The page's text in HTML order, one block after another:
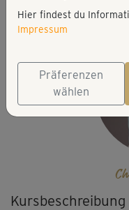
Kursbeschreibung
Matte, Yogaklötze
Hier findest du
Impressum
Präferenzen
wählen